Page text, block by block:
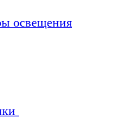
освещения